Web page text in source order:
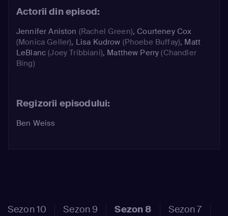
Actorii din episod:
Jennifer Aniston (Rachel Green),Courteney Cox
(Monica Geller), Lisa Kudrow (Phoebe Buffay), Matt
LeBlanc (Joey Tribbiani), Matthew Perry (Chandler
Bing)
Regizorii episodului:
Ben Weiss
Sezon 10 Sezon 9 Sezon 8
Sezon 7